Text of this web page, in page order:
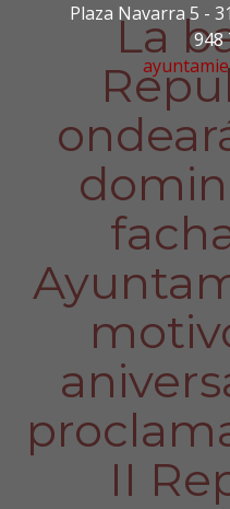
Plaza Navarra 5 -
948
La
II